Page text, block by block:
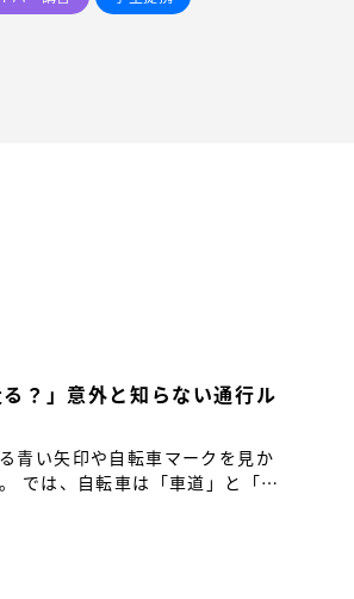
る？」意外と知らない通行ル
青い矢印や自転車マークを見か
では、自転車は「車道」と「歩